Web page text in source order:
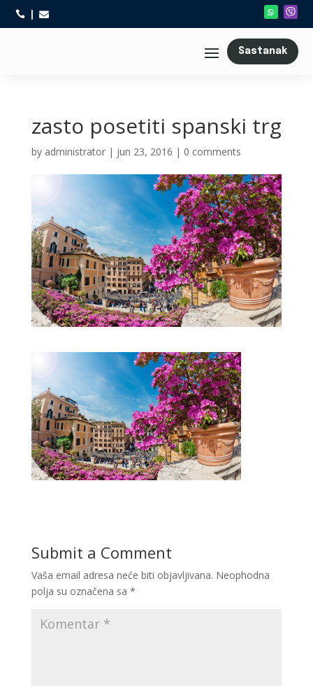
 
Sastanak
zasto posetiti spanski trg
by administrator| jun 23, 2016 | 0 comments
Submit a Comment
Vaša email adresa neće biti objavljivana. Neophodna
polja su označena sa *